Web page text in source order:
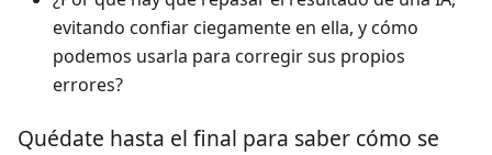
evitando confiar ciegamente en ella, y cómo
podemos usarla para corregir sus propios
errores?
Quédate hasta el final para saber cómo se